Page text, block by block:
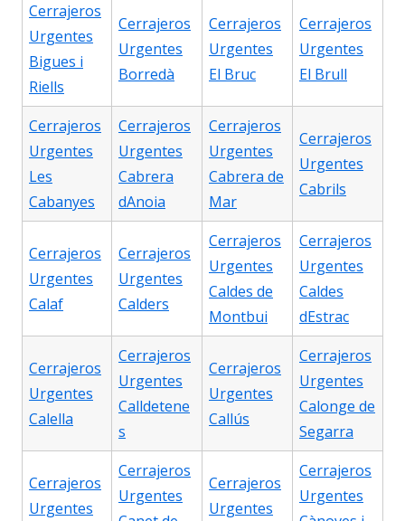
Cerrajeros
Urgentes
Bigues i
Riells
Cerrajeros
Urgentes
Borredà
Cerrajeros
Urgentes
El Bruc
Cerrajeros
Urgentes
El Brull
Cerrajeros
Urgentes
Les
Cabanyes
Cerrajeros
Urgentes
Cabrera
dAnoia
Cerrajeros
Urgentes
Cabrera de
Mar
Cerrajeros
Urgentes
Cabrils
Cerrajeros
Urgentes
Calaf
Cerrajeros
Urgentes
Calders
Cerrajeros
Urgentes
Caldes de
Montbui
Cerrajeros
Urgentes
Caldes
dEstrac
Cerrajeros
Urgentes
Calella
Cerrajeros
Urgentes
Calldetene
s
Cerrajeros
Urgentes
Callús
Cerrajeros
Urgentes
Calonge de
Segarra
Cerrajeros
Urgentes
Cerrajeros
Urgentes
Cerrajeros
Urgentes
Cerrajeros
Urgentes